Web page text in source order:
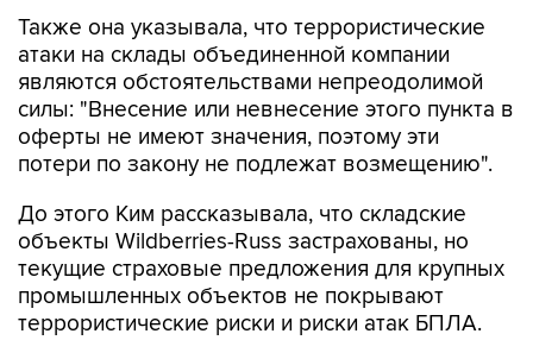
Также она указывала, что террористические
атаки на склады объединенной компании
являются обстоятельствами непреодолимой
силы: "Внесение или невнесение этого пункта в
оферты не имеют значения, поэтому эти
потери по закону не подлежат возмещению".
До этого Ким рассказывала, что складские
объекты Wildberries-Russ застрахованы, но
текущие страховые предложения для крупных
промышленных объектов не покрывают
террористические риски и риски атак БПЛА.